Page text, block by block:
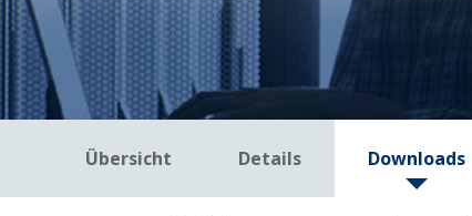
Übersicht Details Downloads